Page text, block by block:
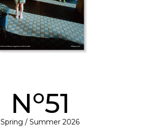
No51
Spring / Summer 2026